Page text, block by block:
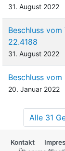
31. August 2022
Beschluss
22.4188
31. August 2022
Beschluss
20. Januar 2022
Alle 31
Kontakt